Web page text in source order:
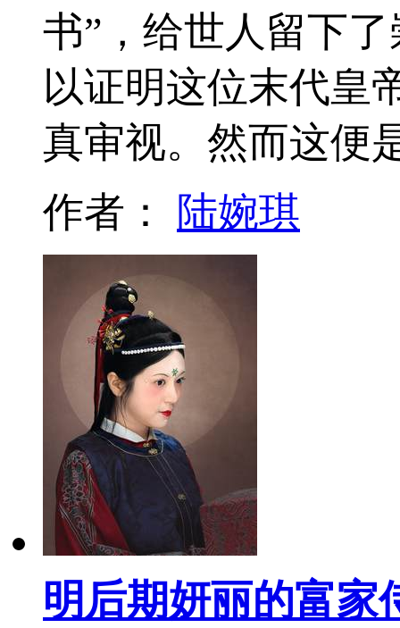
书”，给世人留下
以证明这位末代
真审视。然而这
作者： 陆婉琪
明后期妍丽的富家